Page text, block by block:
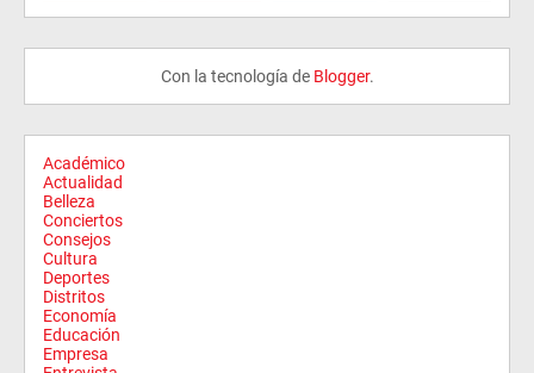
Con la tecnología de Blogger.
Académico
Actualidad
Belleza
Conciertos
Consejos
Cultura
Deportes
Distritos
Economía
Educación
Empresa